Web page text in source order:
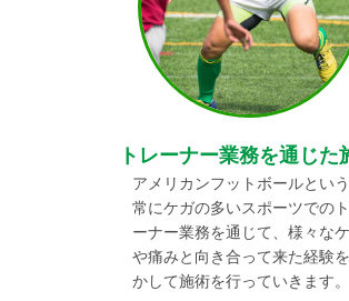
トレーナー業務を通じた
アメリカンフットボールとい
常にケガの多いスポーツでの
ーナー業務を通じて、様々な
や痛みと向き合って来た経験
かして施術を行っていきます。